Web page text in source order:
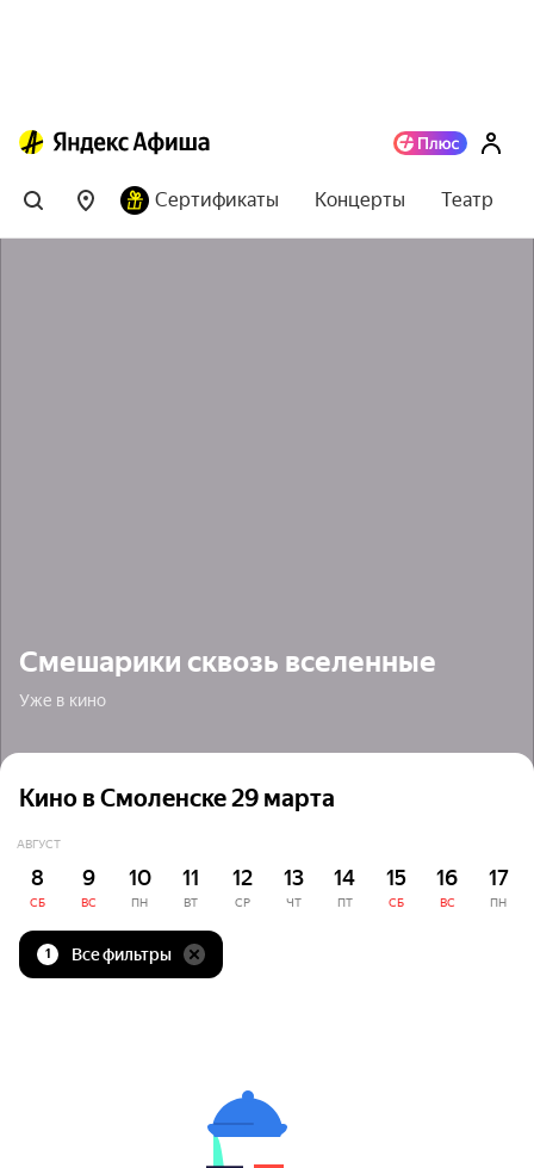
Сертификаты Концерты Театр
Смешарики сквозь вселенные
Уже в кино
Кино в Смоленске 29 марта
АВГУСТ
8
СБ
9
ВС
10
ПН
11
ВТ
12
СР
13
ЧТ
14
ПТ
15
СБ
16
ВС
17
ПН
1 Все фильтры